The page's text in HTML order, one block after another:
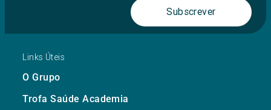
Subscrever
Links Úteis
O Grupo
Trofa Saúde Academia